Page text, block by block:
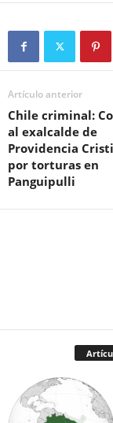
Artículo anterior
Chile criminal:
al exalcalde de
Providencia
por torturas en
Panguipulli